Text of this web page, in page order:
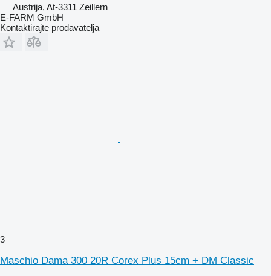
Austrija, At-3311 Zeillern
E-FARM GmbH
Kontaktirajte prodavatelja
3
Maschio Dama 300 20R Corex Plus 15cm + DM Classic